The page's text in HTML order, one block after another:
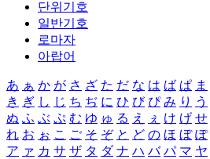
단위기호
일반기호
로마자
아랍어
あ ぁ か が さ ざ た だ な は ば ぱ ま
き ぎ し じ ち ぢ に ひ び ぴ み り う
ぬ ふ ぶ ぷ む ゆ ゅ る え ぇ け げ せ
れ お ぉ こ ご そ ぞ と ど の ほ ぼ ぽ
ア ァ カ サ ザ タ ダ ナ ハ バ パ マ ヤ